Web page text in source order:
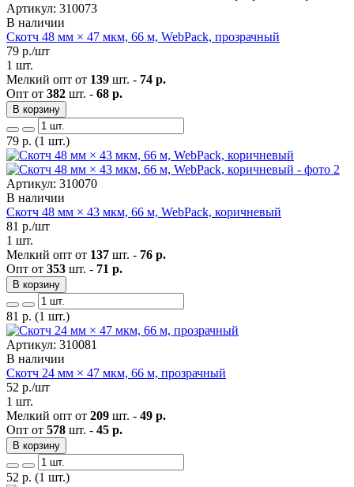
Артикул: 310073
В наличии
Скотч 48 мм × 47 мкм, 66 м, WebPack, прозрачный
79 р./шт
1 шт.
Мелкий опт от 139 шт. - 74 р.
Опт от 382 шт. - 68 р.
В корзину
79 р. (1 шт.)
Артикул: 310070
В наличии
Скотч 48 мм × 43 мкм, 66 м, WebPack, коричневый
81 р./шт
1 шт.
Мелкий опт от 137 шт. - 76 р.
Опт от 353 шт. - 71 р.
В корзину
81 р. (1 шт.)
Артикул: 310081
В наличии
Скотч 24 мм × 47 мкм, 66 м, прозрачный
52 р./шт
1 шт.
Мелкий опт от 209 шт. - 49 р.
Опт от 578 шт. - 45 р.
В корзину
52 р. (1 шт.)